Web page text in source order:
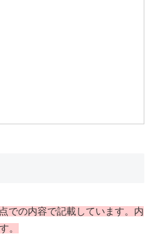
での内容で記載しています。内
。